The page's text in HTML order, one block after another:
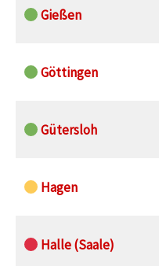
Gießen
Göttingen
Gütersloh
Hagen
Halle (Saale)